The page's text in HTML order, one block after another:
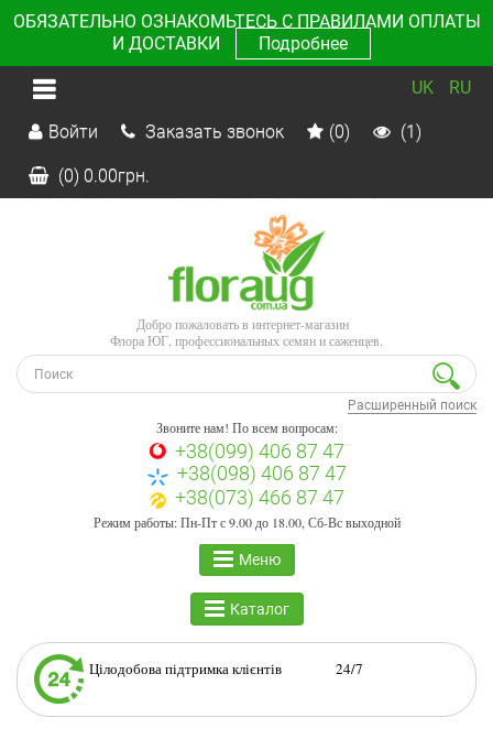
ОБЯЗАТЕЛЬНО ОЗНАКОМЬТЕСЬ С ПРАВИЛАМИ ОПЛАТЫ
И ДОСТАВКИ
Подробнее
UK RU
Войти Заказать звонок (0) (1)
(0) 0.00грн.
Добро пожаловать в интернет-магазин
Флора ЮГ, профессиональных семян и саженцев.
Расширенный поиск
Звоните нам! По всем вопросам:
+38(099) 406 87 47
+38(098) 406 87 47
+38(073) 466 87 47
Режим работы: Пн-Пт с 9.00 до 18.00, Сб-Вс выходной
Меню
Каталог
Цілодобова підтримка клієнтів 24/7